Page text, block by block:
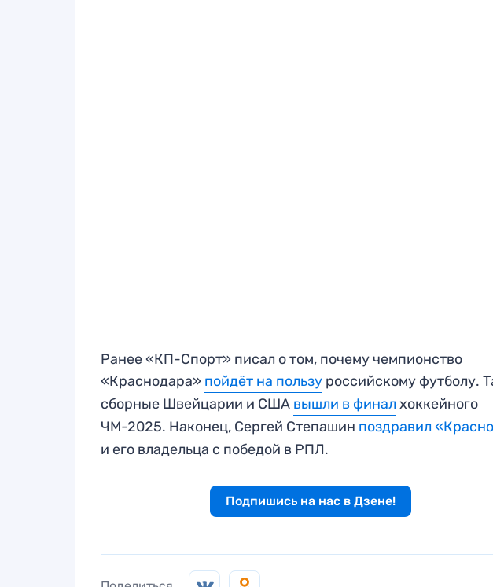
Ранее «КП-Спорт» писал о том, почему чемпионство
«Краснодара» пойдёт на пользу российскому футболу.
сборные Швейцарии и США вышли в финалхоккейного
ЧМ-2025. Наконец, Сергей Степашин поздравил
и его владельца с победой в РПЛ.
Подпишись на нас в Дзене!